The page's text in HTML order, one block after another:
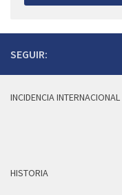
SEGUIR:
INCIDENCIA INTERNACIONAL
HISTORIA